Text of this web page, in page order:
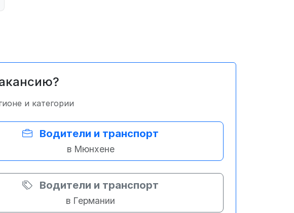
и категории
Водители и транспорт
в Мюнхене
Водители и транспорт
в Германии